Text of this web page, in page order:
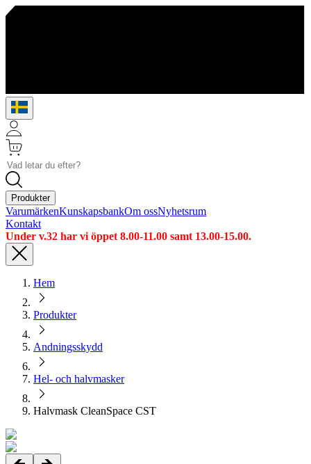
Produkter
VarumärkenKunskapsbankOm ossNyhetsrum
Kontakt
Under v.32 har vi öppet 8.00-11.00 samt 13.00-15.00.
Hem
Produkter
Andningsskydd
Hel- och halvmasker
Halvmask CleanSpace CST